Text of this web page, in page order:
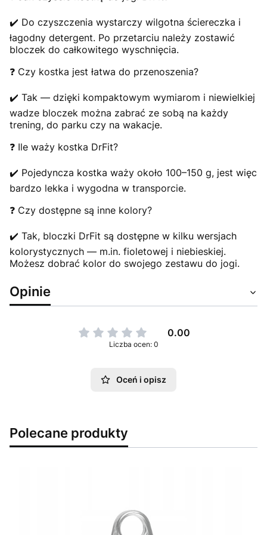
✔️ Do czyszczenia wystarczy wilgotna ściereczka i
łagodny detergent. Po przetarciu należy zostawić
bloczek do całkowitego wyschnięcia.
❓ Czy kostka jest łatwa do przenoszenia?
✔️ Tak — dzięki kompaktowym wymiarom i niewielkiej
wadze bloczek można zabrać ze sobą na każdy
trening, do parku czy na wakacje.
❓ Ile waży kostka DrFit?
✔️ Pojedyncza kostka waży około 100–150 g, jest więc
bardzo lekka i wygodna w transporcie.
❓ Czy dostępne są inne kolory?
✔️ Tak, bloczki DrFit są dostępne w kilku wersjach
kolorystycznych — m.in. fioletowej i niebieskiej.
Możesz dobrać kolor do swojego zestawu do jogi.
Opinie
0.00
Liczba ocen: 0
Oceń i opisz
Polecane produkty